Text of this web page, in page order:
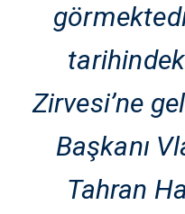
Zirvesi’ne
Başkanı
Tahran